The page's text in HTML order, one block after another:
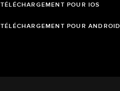
TÉLÉCHARGEMENT POUR IOS
TÉLÉCHARGEMENT POUR ANDROID